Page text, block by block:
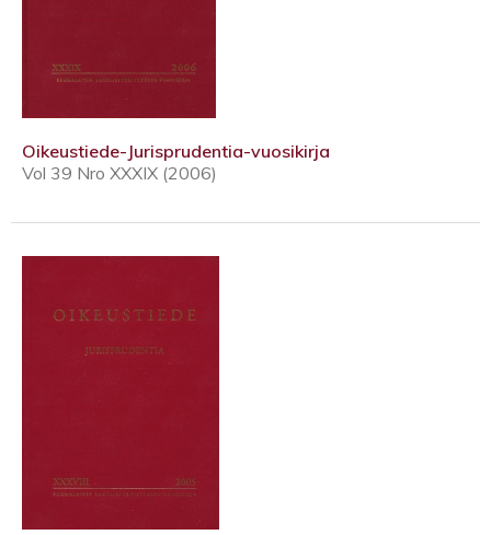
Oikeustiede-Jurisprudentia-vuosikirja
Vol 39 Nro XXXIX (2006)